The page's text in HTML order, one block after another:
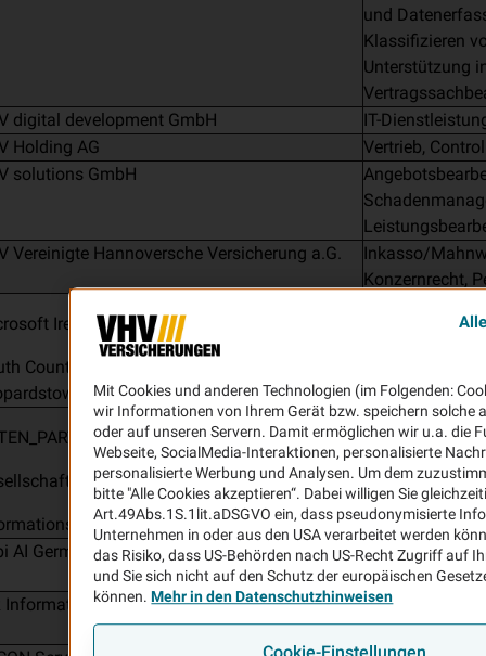
und
Klassifizieren
Unterstützung
digital development GmbH
IT-
Holding AG
Vertrieb,
solutions GmbH
Vereinigte Hannoversche Versicherung a.G.
Inkasso/
Konzernrecht,
Ireland Operations Ltd.,
County Business Park, One Microsoft Place,
D18P521, Ireland
für Direktmarketing und
Technologie mbH
Druck von
AI Germany GmbH
Erstellung von
für mobile
Information Products AG
Mit Cookies und anderen Technologien (im Folgenden:
wir Informationen von Ihrem Gerät bzw. speichern solche
oder auf unseren Servern. Damit ermöglichen wir u.a. die
Webseite, SocialMedia-Interaktionen, personalisierte
personalisierte Werbung und Analysen. Um dem
bitte "Alle Cookies akzeptieren“. Dabei willigen Sie
Art.49Abs.1S.1lit.aDSGVO ein, dass pseudonymisierte
Unternehmen in oder aus den USA verarbeitet werden
das Risiko, dass US-Behörden nach US-Recht Zugriff auf
und Sie sich nicht auf den Schutz der europäischen
können.Mehr in den Datenschutzhinweisen